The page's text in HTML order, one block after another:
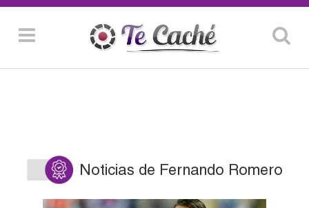
Noticias de Fernando Romero